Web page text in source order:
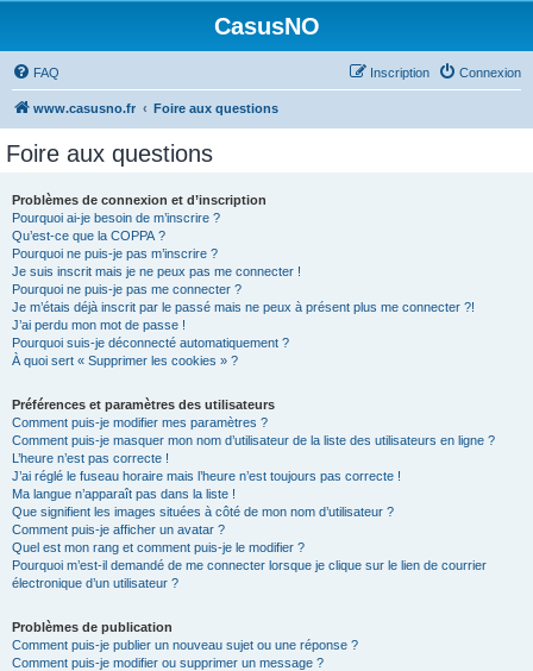
CasusNO
FAQ Connexion
Inscription
www.casusno.fr Foire aux questions
Foire aux questions
Problèmes de connexion et d’inscription
Pourquoi ai-je besoin de m’inscrire ?
Qu’est-ce que la COPPA ?
Pourquoi ne puis-je pas m’inscrire ?
Je suis inscrit mais je ne peux pas me connecter !
Pourquoi ne puis-je pas me connecter ?
Je m’étais déjà inscrit par le passé mais ne peux à présent plus me connecter ?!
J’ai perdu mon mot de passe !
Pourquoi suis-je déconnecté automatiquement ?
À quoi sert « Supprimer les cookies » ?
Préférences et paramètres des utilisateurs
Comment puis-je modifier mes paramètres ?
Comment puis-je masquer mon nom d’utilisateur de la liste des utilisateurs en ligne ?
L’heure n’est pas correcte !
J’ai réglé le fuseau horaire mais l’heure n’est toujours pas correcte !
Ma langue n’apparaît pas dans la liste !
Que signifient les images situées à côté de mon nom d’utilisateur ?
Comment puis-je afficher un avatar ?
Quel est mon rang et comment puis-je le modifier ?
Pourquoi m’est-il demandé de me connecter lorsque je clique sur le lien de courrier
électronique d’un utilisateur ?
Problèmes de publication
Comment puis-je publier un nouveau sujet ou une réponse ?
Comment puis-je modifier ou supprimer un message ?